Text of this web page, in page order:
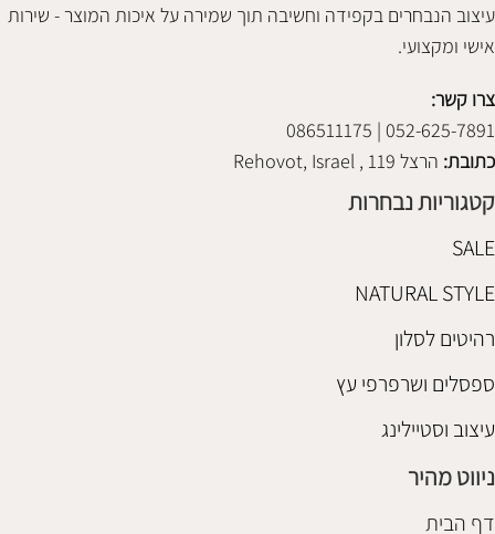
עיצוב הנבחרים בקפידה וחשיבה תוך שמירה על איכות המוצר - שירות
אישי ומקצועי.
צרו קשר:
052-625-7891 | 086511175
כתובת: הרצל 119 , Rehovot, Israel
קטגוריות נבחרות
SALE
NATURAL STYLE
רהיטים לסלון
ספסלים ושרפרפי עץ
עיצוב וסטיילינג
ניווט מהיר
דף הבית